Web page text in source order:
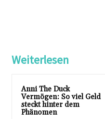
Weiterlesen
Anni The Duck
Vermögen: So viel Geld
steckt hinter dem
Phänomen